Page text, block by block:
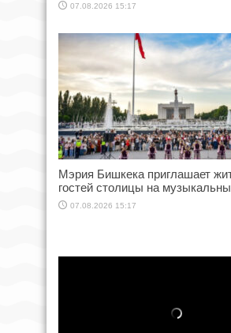
07.08.2026 15:17
Мэрия Бишкека приглашает
гостей столицы на
07.08.2026 15:17